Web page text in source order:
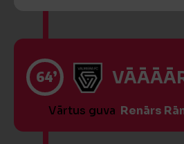
64’
Vārtus guva Renārs